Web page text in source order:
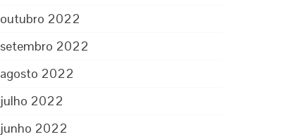
outubro 2022
setembro 2022
agosto 2022
julho 2022
junho 2022